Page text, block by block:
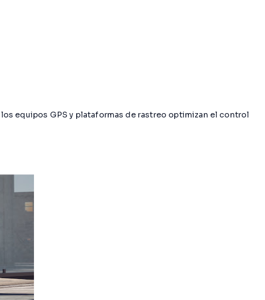
equipos GPS y plataformas de rastreo optimizan el control